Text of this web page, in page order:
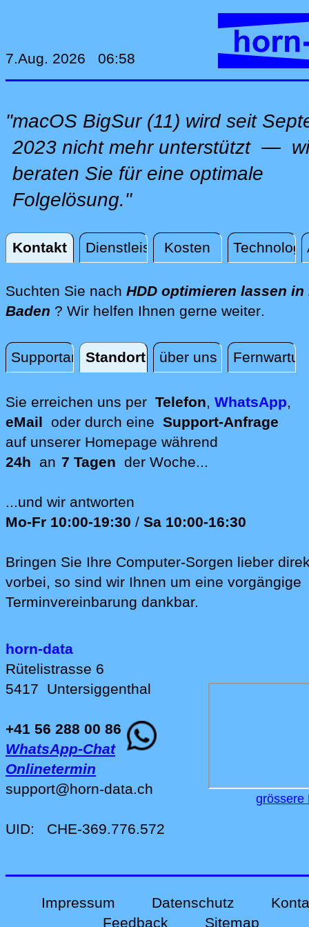
7.Aug. 2026 06:58
"macOS BigSur (11) wird seit
2023 nicht mehr unterstützt —
beraten Sie für eine optimale
Folgelösung."
Kontakt Dienstleistungen
Kosten
Kontakt
Suchten Sie nach HDD optimieren lassen in
Baden ? Wir helfen Ihnen gerne weiterdirekt
.
SupportanfrageStandort über uns
Standort
Sie erreichen uns per Telefon, WhatsApp,
eMail oder durch eine Support-Anfrage
auf unserer Homepage während
24h an 7 Tagen der Woche...
...und wir antworten
Mo-Fr 10:00-19:30 / Sa 10:00-16:30
Bringen Sie Ihre Computer-Sorgen lieber
vorbei, so sind wir Ih‍nen um eine vorgängige
Terminvereinbarung dankbar.
horn-data
Rütelistrasse 6
5417 Untersiggenthal
+41 56 288 00 86
WhatsApp-Chat
Onlinetermin
support@horn-data.ch
UID: CHE-369.776.572
grössere
Impressum Datenschutz
Feedback
Sitemap